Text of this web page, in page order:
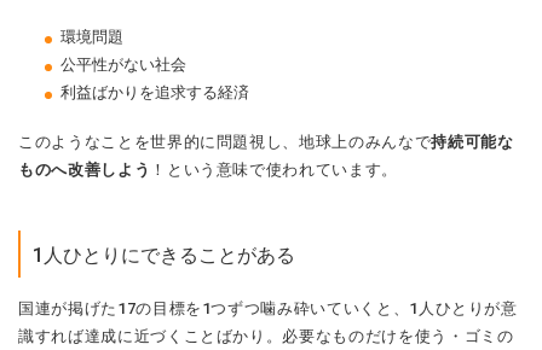
環境問題
公平性がない社会
利益ばかりを追求する経済
このようなことを世界的に問題視し、地球上のみんなで持続可能な
ものへ改善しよう ！という意味で使われています。
1人ひとりにできることがある
国連が掲げた17の目標を1つずつ噛み砕いていくと、1人ひとりが意
識すれば達成に近づくことばかり。必要なものだけを使う・ゴミの